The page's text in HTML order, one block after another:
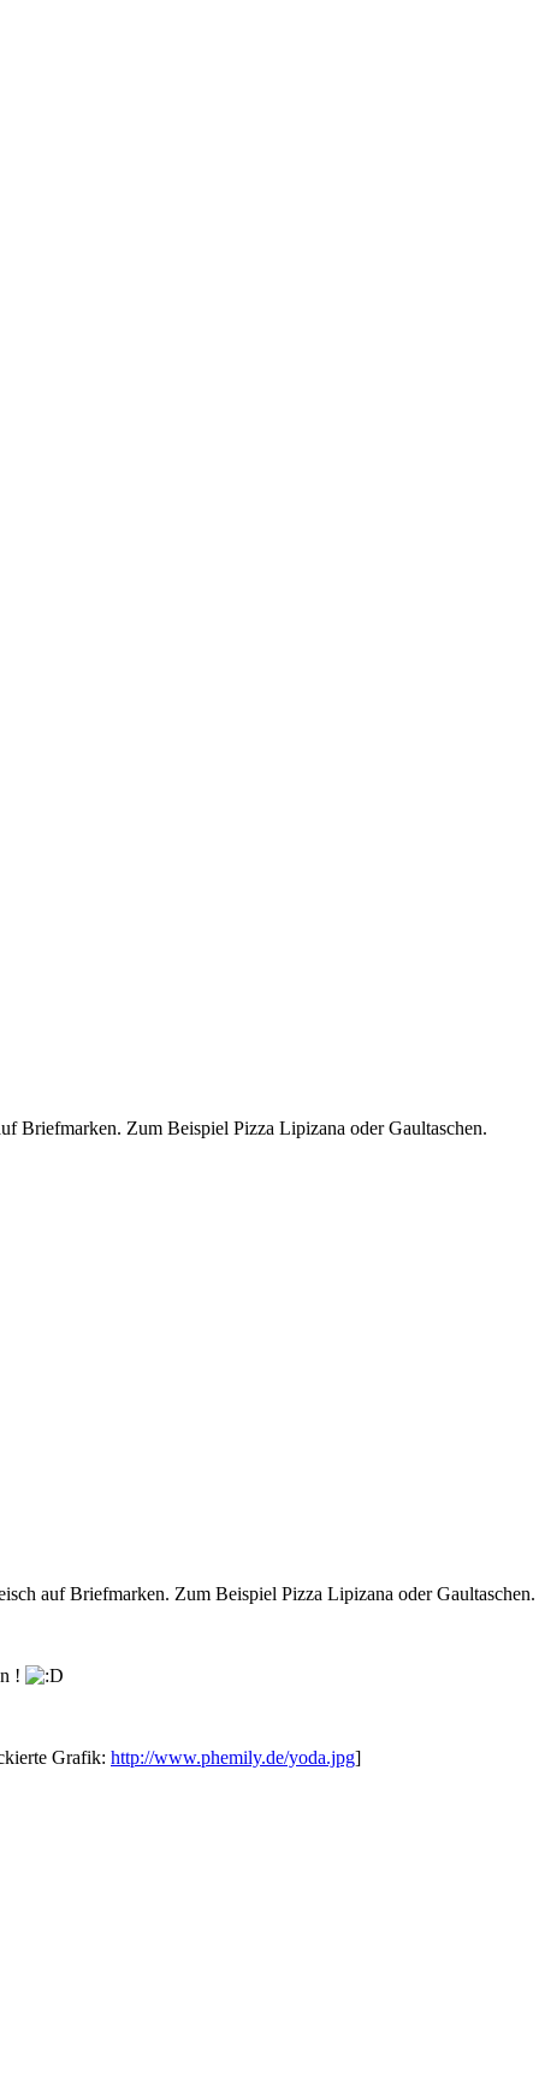
Briefmarken. Zum Beispiel Pizza Lipizana oder Gaultaschen.
auf Briefmarken. Zum Beispiel Pizza Lipizana oder Gaultaschen.
!
Grafik: http://www.phemily.de/yoda.jpg]